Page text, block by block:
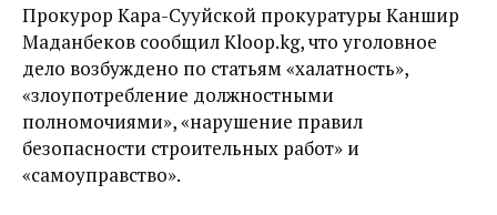
Прокурор Кара-Сууйской прокуратуры Каншир
Маданбеков сообщил Kloop.kg, что уголовное
дело возбуждено по статьям «халатность»,
«злоупотребление должностными
полномочиями», «нарушение правил
безопасности строительных работ» и
«самоуправство».